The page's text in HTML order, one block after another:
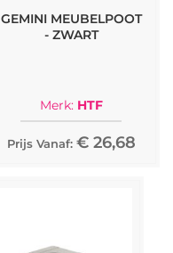
GEMINI MEUBELPOOT
- ZWART
Merk: HTF
Prijs Vanaf: € 26,68